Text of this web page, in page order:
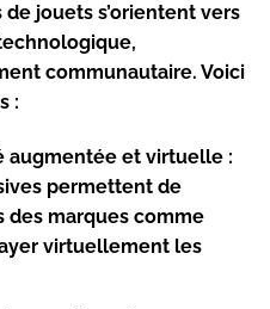
jouets s’orientent vers
communautaire. Voici
:
augmentée et virtuelle :
permettent de
des marques comme
virtuellement les